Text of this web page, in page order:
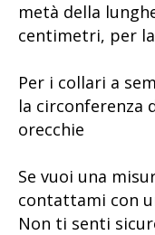
metà della
centimetri, per
Per i collari a
la circonferenza
orecchie
Se vuoi una
contattami con
Non ti senti